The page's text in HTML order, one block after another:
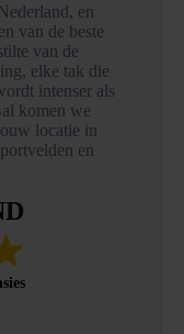
en
van de beste
van de
elke tak die
intenser als
komen we
locatie in
en